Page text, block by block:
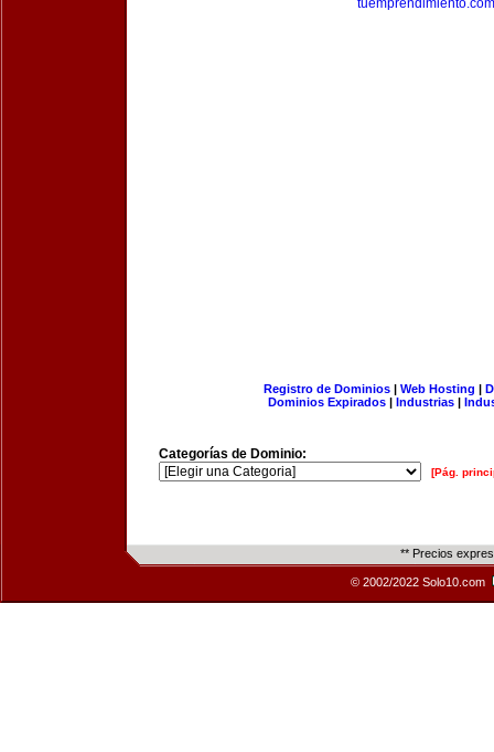
tuemprendimiento.com
Registro de Dominios| Web Hosting |
Dominios Expirados | Industrias |
Categorías de Dominio:
[Pág.
** Precios
© 2002/2022 Solo10.com